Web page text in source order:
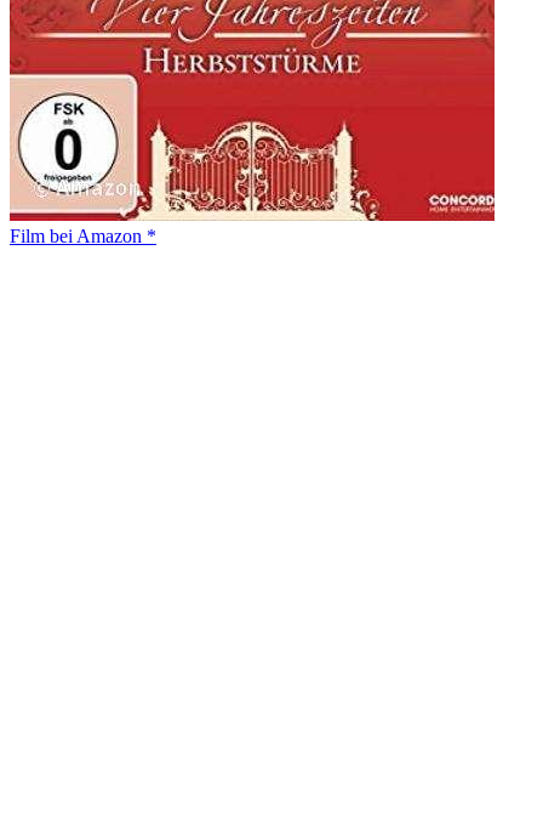
Film bei Amazon *